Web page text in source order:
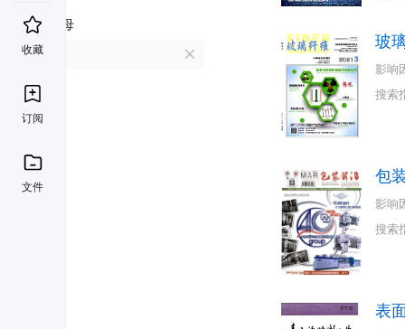
收藏
订阅
文件
首字母
B
玻
影响
搜索
包
影响
搜索
表